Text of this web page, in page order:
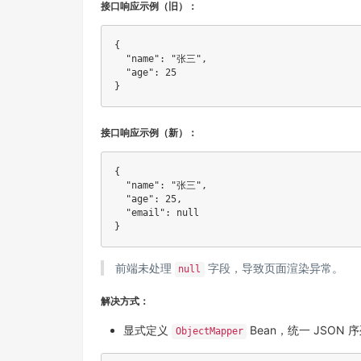
接口响应示例（旧）：
{
"name" : "张三" ,
"age" :
25
}
接口响应示例（新）：
{
"name" : "张三" ,
"age" : 25,
"email" :
null
}
前端未处理 null 字段，导致页面渲染异常。
解决方式：
显式定义 ObjectMapper Bean，统一 JSON 序